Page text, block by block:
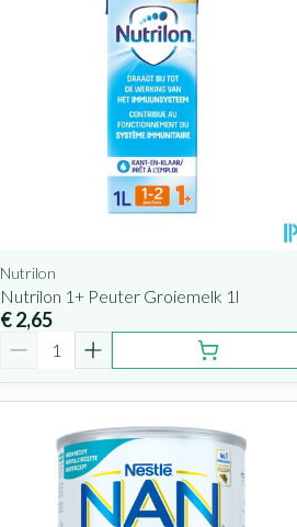
Nutrilon
Nutrilon 1+ Peuter Groiemelk 1l
€ 2,65